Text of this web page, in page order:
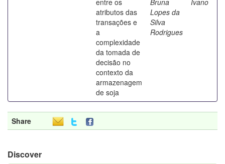
atributos das
transações e
a
complexidade
da tomada de
decisão no
contexto da
armazenagem
de soja
Lopes da
Silva
Rodrigues
Share
Discover